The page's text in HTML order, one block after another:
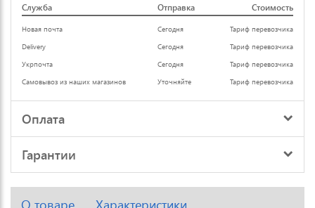
Служба Отправка Стоимость
Новая почта Сегодня
Тариф перевозчика
Delivery
Сегодня
Тариф перевозчика
Укрпочта
Сегодня
Тариф перевозчика
Самовывоз из наших магазинов
Уточняйте Тариф перевозчика
Оплата
Гарантии
О товаре Характеристики